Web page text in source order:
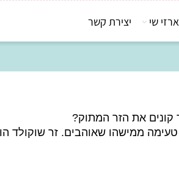
שי יצירת קשר
את הזר המתוק?
ממישהו שאוהבים. זר שוקולד